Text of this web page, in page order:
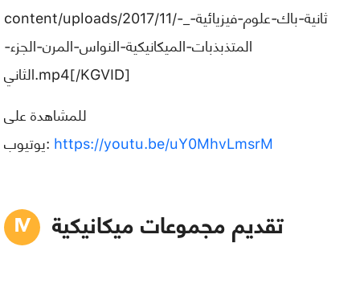
content/uploads/2017/11/ثانية-باك-علوم-فيزيائية-_-
المتذبذبات-الميكانيكية-النواس-المرن-الجزء-
الثاني.mp4[/KGVID]
للمشاهدة على
يوتيوب: https://youtu.be/uY0MhvLmsrM
تقديم مجموعات ميكانيكية